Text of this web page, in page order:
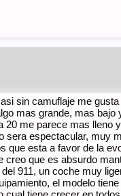
sin camuflaje me
mas grande, mas bajo
20 me parece mas lleno
sera espectacular, muy
que esta a favor de la
creo que es absurdo
911, un coche muy
el modelo tiene